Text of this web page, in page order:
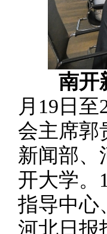
南开
月19日
会主席郭
新闻部、
开大学。
指导中心
河北日报